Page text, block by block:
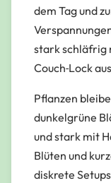
dem Tag und
stark schläfrig
Couch‑Lock
Pflanzen
dunkelgrüne
und stark mit
Blüten und
diskrete